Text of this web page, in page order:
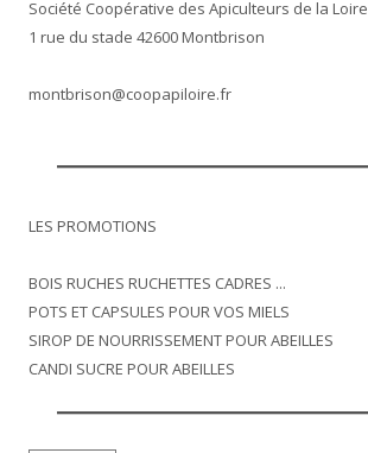
Société Coopérative des Apiculteurs de la Loire
1 rue du stade 42600 Montbrison
montbrison@coopapiloire.fr
LES PROMOTIONS
BOIS RUCHES RUCHETTES CADRES ...
POTS ET CAPSULES POUR VOS MIELS
SIROP DE NOURRISSEMENT POUR ABEILLES
CANDI SUCRE POUR ABEILLES